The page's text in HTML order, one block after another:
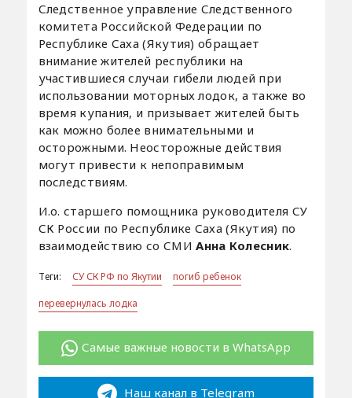
Следственное управление Следственного
комитета Российской Федерации по
Республике Саха (Якутия) обращает
внимание жителей республики на
участившиеся случаи гибели людей при
использовании моторных лодок, а также во
время купания, и призывает жителей быть
как можно более внимательными и
осторожными. Неосторожные действия
могут привести к непоправимым
последствиям.
И.о. старшего помощника руководителя СУ
СК России по Республике Саха (Якутия) по
взаимодействию со СМИАнна Колесник.
Теги: СУ СК РФ по Якутии
погиб ребенок
перевернулась лодка
Самые важные новости в WhatsApp
Наш канал в Telegram